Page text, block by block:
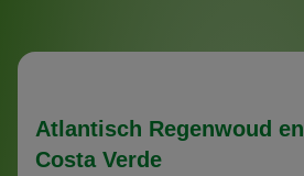
Atlantisch Regenwoud en
Costa Verde